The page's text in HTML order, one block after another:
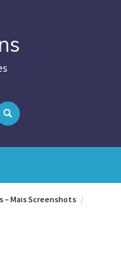
– Mais Screenshots